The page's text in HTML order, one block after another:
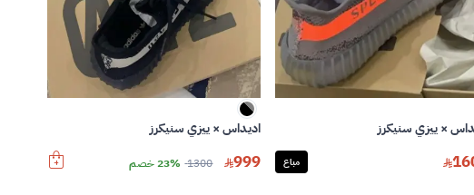
× ييزي سنيكرز
مباع
اديداس × ييزي سنيكرز
999
1300 23% خصم